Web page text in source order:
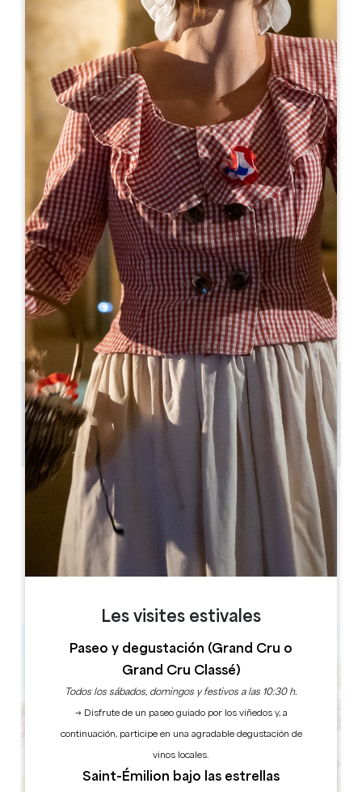
En
8€
Château Champion
Château Champion 762 Route de Champion
33330 SAINT-CHRISTOPHE-DES-BARDES
06 09 11 53 48
info@chateau-champion.com
MES DE APERTURA
M A M J J A S O N D
DÍAS DE APERTURA
L
AM
PM
M
AM
PM
M
AM
PM
J
AM
PM
V
AM
PM
S
AM
PM
D
AM
PM
2.9 km
1h
50
Copiar código GPS
ETIQUETAS
Les visites estivales
Paseo y degustación (Grand Cru o
Grand Cru Classé)
Todos los sábados, domingos y festivos a las 10:30 h.
→ Disfrute de un paseo guiado por los viñedos y, a
continuación, participe en una agradable degustación de
vinos locales.
Saint-Émilion bajo las estrellas